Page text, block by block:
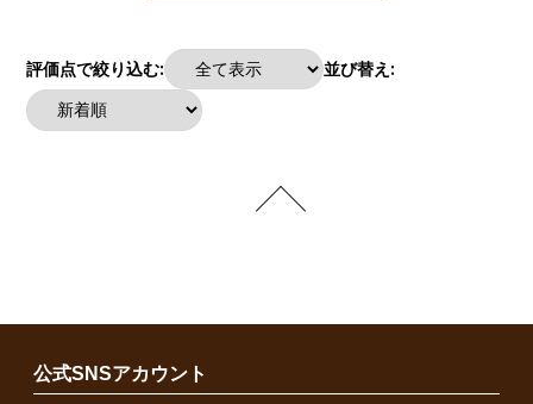
評価点で絞り込む: 並び替え:
公式SNSアカウント